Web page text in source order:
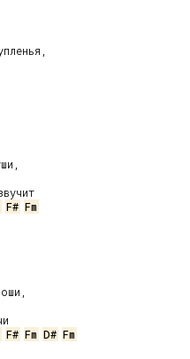
F# Fm
F# Fm D# Fm